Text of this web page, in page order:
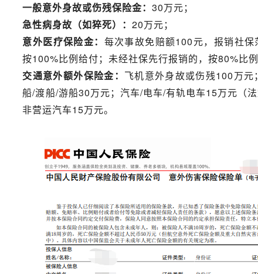
一般意外身故或伤残保险金：30万元；
急性病身故（如猝死）：20万元；
意外医疗保险金： 每次事故免赔额100元，报销社保
按100%比例给付；未经社保先行报销的，按80%比例
交通意外额外保险金： 飞机意外身故或伤残100万
船/渡船/游船30万元；汽车/电车/有轨电车15万元（
非营运汽车15万元。